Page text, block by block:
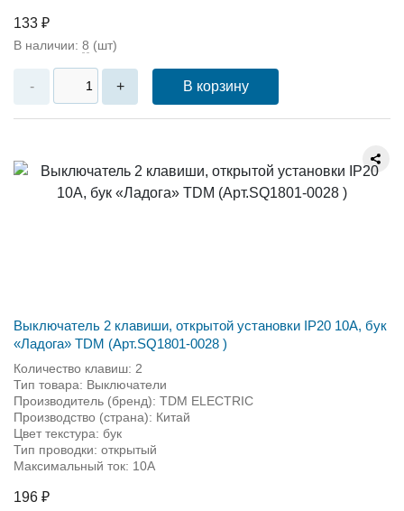
133 ₽
В наличии: 8 (шт)
- + В корзину
Выключатель 2 клавиши, открытой установки IP20 10A, бук
«Ладога» TDM (Арт.SQ1801-0028 )
Количество клавиш: 2
Тип товара: Выключатели
Производитель (бренд): TDM ЕLECTRIC
Производство (страна): Китай
Цвет текстура: бук
Тип проводки: открытый
Максимальный ток: 10А
196 ₽